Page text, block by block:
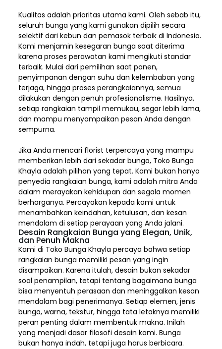
Kualitas adalah prioritas utama kami. Oleh sebab itu,
seluruh bunga yang kami gunakan dipilih secara
selektif dari kebun dan pemasok terbaik di Indonesia.
Kami menjamin kesegaran bunga saat diterima
karena proses perawatan kami mengikuti standar
terbaik. Mulai dari pemilihan saat panen,
penyimpanan dengan suhu dan kelembaban yang
terjaga, hingga proses perangkaiannya, semua
dilakukan dengan penuh profesionalisme. Hasilnya,
setiap rangkaian tampil memukau, segar lebih lama,
dan mampu menyampaikan pesan Anda dengan
sempurna.
Jika Anda mencari florist terpercaya yang mampu
memberikan lebih dari sekadar bunga, Toko Bunga
Khayla adalah pilihan yang tepat. Kami bukan hanya
penyedia rangkaian bunga, kami adalah mitra Anda
dalam merayakan kehidupan dan segala momen
berharganya. Percayakan kepada kami untuk
menambahkan keindahan, ketulusan, dan kesan
mendalam di setiap perayaan yang Anda jalani.
Desain Rangkaian Bunga yang Elegan, Unik,
dan Penuh Makna
Kami di Toko Bunga Khayla percaya bahwa setiap
rangkaian bunga memiliki pesan yang ingin
disampaikan. Karena itulah, desain bukan sekadar
soal penampilan, tetapi tentang bagaimana bunga
bisa menyentuh perasaan dan meninggalkan kesan
mendalam bagi penerimanya. Setiap elemen, jenis
bunga, warna, tekstur, hingga tata letaknya memiliki
peran penting dalam membentuk makna. Inilah
yang menjadi dasar filosofi desain kami. Bunga
bukan hanya indah, tetapi juga harus berbicara.